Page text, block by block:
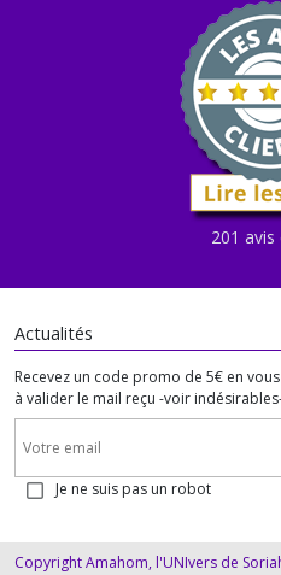
201 avis
Actualités
Recevez un code promo de 5€ en
à valider le mail reçu -voir
Je ne suis pas un robot
Copyright Amahom, l'UNIvers de